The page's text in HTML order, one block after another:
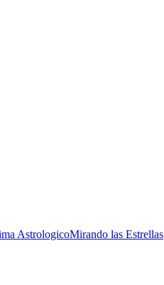
AstrologicoMirando las Estrellas